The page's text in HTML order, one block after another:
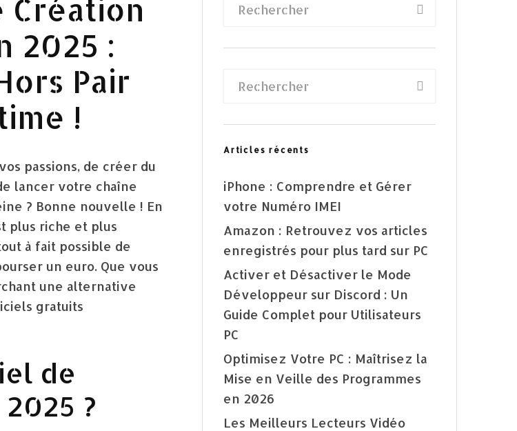
Création
2025 :
Pair
!
passions, de créer du
lancer votre chaîne
? Bonne nouvelle ! En
plus riche et plus
à fait possible de
un euro. Que vous
une alternative
gratuits
de
?
Articles récents
iPhone : Comprendre et Gérer
votre Numéro IMEI
Amazon : Retrouvez vos articles
enregistrés pour plus tard sur PC
Activer et Désactiver le Mode
Développeur sur Discord : Un
Guide Complet pour Utilisateurs
PC
Optimisez Votre PC : Maîtrisez la
Mise en Veille des Programmes
en 2026
Les Meilleurs Lecteurs Vidéo